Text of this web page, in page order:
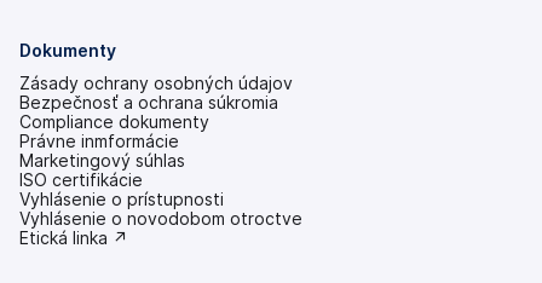
Dokumenty
Zásady ochrany osobných údajov
Bezpečnosť a ochrana súkromia
Compliance dokumenty
Právne inmformácie
Marketingový súhlas
ISO certifikácie
Vyhlásenie o prístupnosti
(otvoriť
s
Vyhlásenie o novodobom otroctve
(otvoriť
Etická linka ↗